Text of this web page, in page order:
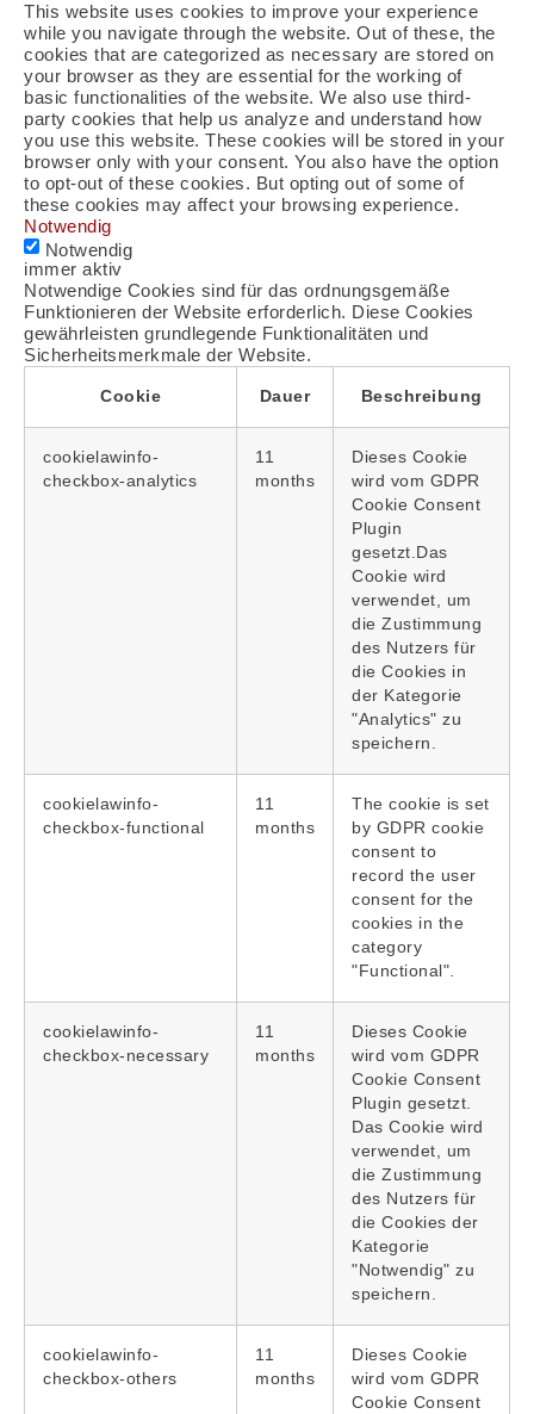
This website uses cookies to improve your experience
while you navigate through the website. Out of these, the
cookies that are categorized as necessary are stored on
your browser as they are essential for the working of
basic functionalities of the website. We also use third-
party cookies that help us analyze and understand how
you use this website. These cookies will be stored in your
browser only with your consent. You also have the option
to opt-out of these cookies. But opting out of some of
these cookies may affect your browsing experience.
Notwendig
Notwendig
immer aktiv
Notwendige Cookies sind für das ordnungsgemäße
Funktionieren der Website erforderlich. Diese Cookies
gewährleisten grundlegende Funktionalitäten und
Sicherheitsmerkmale der Website.
Cookie Dauer Beschreibung
cookielawinfo-
checkbox-analytics
11
months
Dieses Cookie
wird vom GDPR
Cookie Consent
Plugin
gesetzt.Das
Cookie wird
verwendet, um
die Zustimmung
des Nutzers für
die Cookies in
der Kategorie
"Analytics" zu
speichern.
cookielawinfo-
checkbox-functional
11
months
The cookie is set
by GDPR cookie
consent to
record the user
consent for the
cookies in the
category
"Functional".
cookielawinfo-
checkbox-necessary
11
months
Dieses Cookie
wird vom GDPR
Cookie Consent
Plugin gesetzt.
Das Cookie wird
verwendet, um
die Zustimmung
des Nutzers für
die Cookies der
Kategorie
"Notwendig" zu
speichern.
cookielawinfo-
checkbox-others
11
months
Dieses Cookie
wird vom GDPR
Cookie Consent